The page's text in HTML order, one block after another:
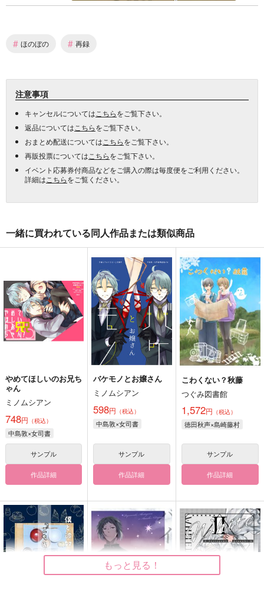
# ほのぼの # 再録
注意事項
キャンセルについては こちらをご覧下さい。
返品については こちらをご覧下さい。
おまとめ配送については こちらをご覧下さい。
再販投票については こちらをご覧下さい。
イベント応募券付商品などをご購入の際は毎度便をご利用ください。
詳細は こちらをご覧ください。
一緒に買われている同人作品または類似商品
やめてほしいのお兄ち
ゃん
ミノムシアン
748円 （税込）
中島敦×女司書
サンプル
作品詳細
バケモノとお嬢さん
ミノムシアン
598円 （税込）
中島敦×女司書
サンプル
作品詳細
こわくない？秋藤
つぐみ図書館
1,572円 （税込）
徳田秋声×島崎藤村
サンプル
作品詳細
もっと見る！